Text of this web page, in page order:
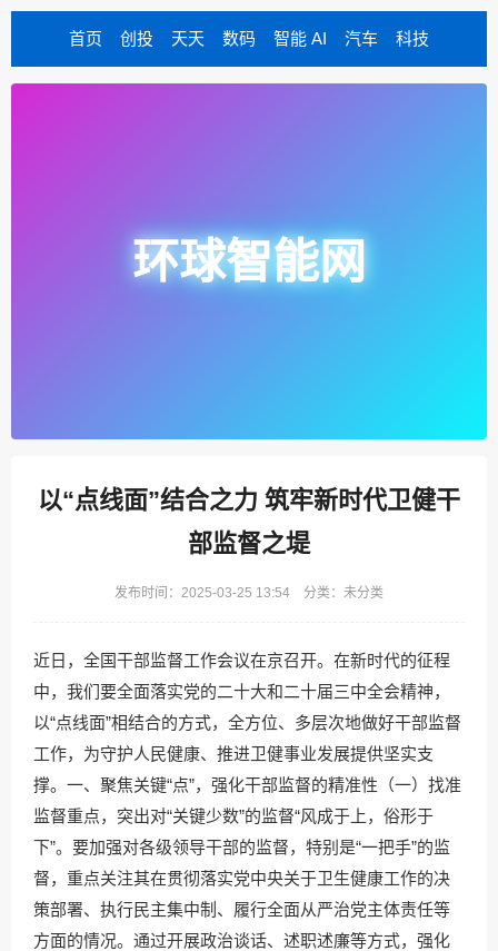
首页 创投 天天 数码 智能 AI 汽车 科技
环球智能网
以“点线面”结合之力 筑牢新时代卫健干
部监督之堤
发布时间：2025-03-25 13:54 分类：未分类
近日，全国干部监督工作会议在京召开。在新时代的征程
中，我们要全面落实党的二十大和二十届三中全会精神，
以“点线面”相结合的方式，全方位、多层次地做好干部监督
工作，为守护人民健康、推进卫健事业发展提供坚实支
撑。一、聚焦关键“点”，强化干部监督的精准性（一）找准
监督重点，突出对“关键少数”的监督“风成于上，俗形于
下”。要加强对各级领导干部的监督，特别是“一把手”的监
督，重点关注其在贯彻落实党中央关于卫生健康工作的决
策部署、执行民主集中制、履行全面从严治党主体责任等
方面的情况。通过开展政治谈话、述职述廉等方式，强化